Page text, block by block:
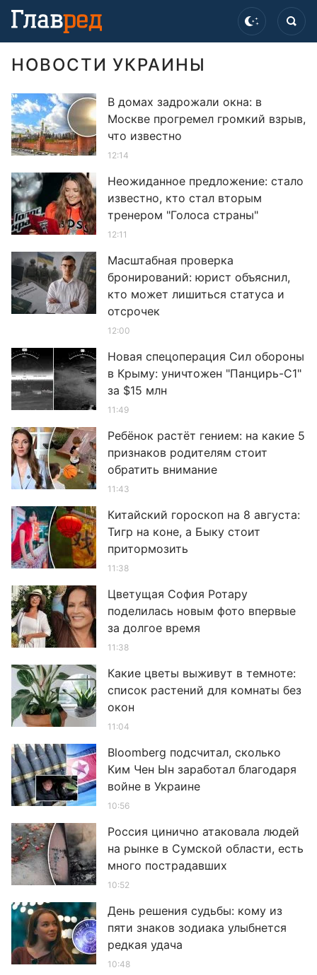
НОВОСТИ УКРАИНЫ
В домах задрожали окна: в
Москве прогремел громкий взрыв,
что известно
12:14
Неожиданное предложение: стало
известно, кто стал вторым
тренером "Голоса страны"
12:11
Масштабная проверка
бронирований: юрист объяснил,
кто может лишиться статуса и
отсрочек
12:00
Новая спецоперация Сил обороны
в Крыму: уничтожен "Панцирь-С1"
за $15 млн
11:49
Ребёнок растёт гением: на какие 5
признаков родителям стоит
обратить внимание
11:43
Китайский гороскоп на 8 августа:
Тигр на коне, а Быку стоит
притормозить
11:38
Цветущая София Ротару
поделилась новым фото впервые
за долгое время
11:38
Какие цветы выживут в темноте:
список растений для комнаты без
окон
11:04
Bloomberg подсчитал, сколько
Ким Чен Ын заработал благодаря
войне в Украине
10:56
Россия цинично атаковала людей
на рынке в Сумской области, есть
много пострадавших
10:52
День решения судьбы: кому из
пяти знаков зодиака улыбнется
редкая удача
10:48